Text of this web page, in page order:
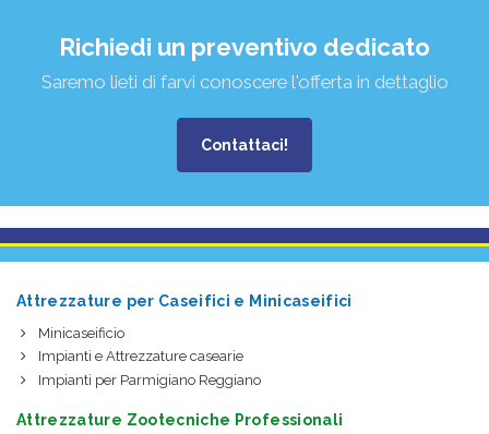
Richiedi un preventivo dedicato
Saremo lieti di farvi conoscere l'offerta in dettaglio
Contattaci!
Attrezzature per Caseifici e Minicaseifici
Minicaseificio
Impianti e Attrezzature casearie
Impianti per Parmigiano Reggiano
Attrezzature Zootecniche Professionali